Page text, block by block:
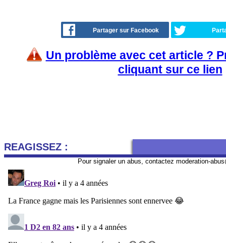
Partager sur Facebook
Un problème avec cet article ?
cliquant sur ce lien
REAGISSEZ :
Pour signaler un abus, contactez moderation-